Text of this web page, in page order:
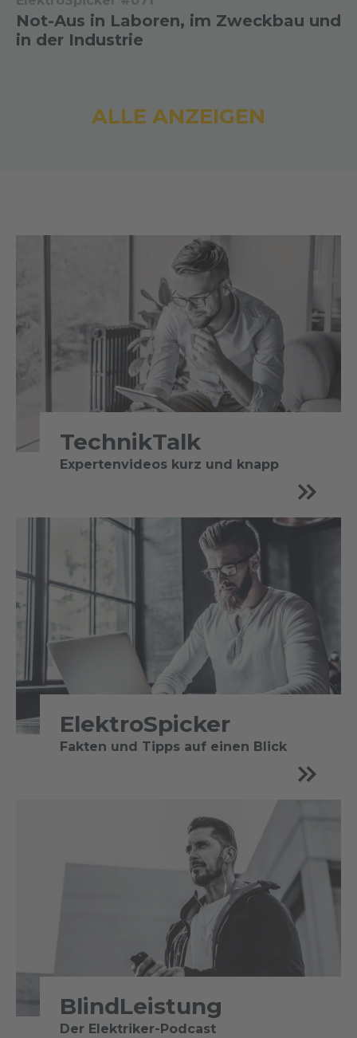
Not-Aus in Laboren, im Zweckbau und
in der Industrie
ALLE ANZEIGEN
TechnikTalk
Expertenvideos kurz und knapp
ElektroSpicker
Fakten und Tipps auf einen Blick
BlindLeistung
Der Elektriker-Podcast